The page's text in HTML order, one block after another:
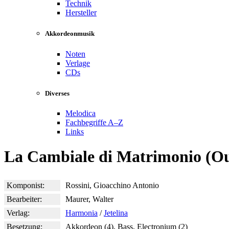
Technik
Hersteller
Akkordeonmusik
Noten
Verlage
CDs
Diverses
Melodica
Fachbegriffe A–Z
Links
La Cambiale di Matrimonio
Komponist:
Rossini, Gioacchino Antonio
Bearbeiter:
Maurer, Walter
Verlag:
Harmonia /Jetelina
Besetzung:
Akkordeon (4), Bass, Electronium (2)